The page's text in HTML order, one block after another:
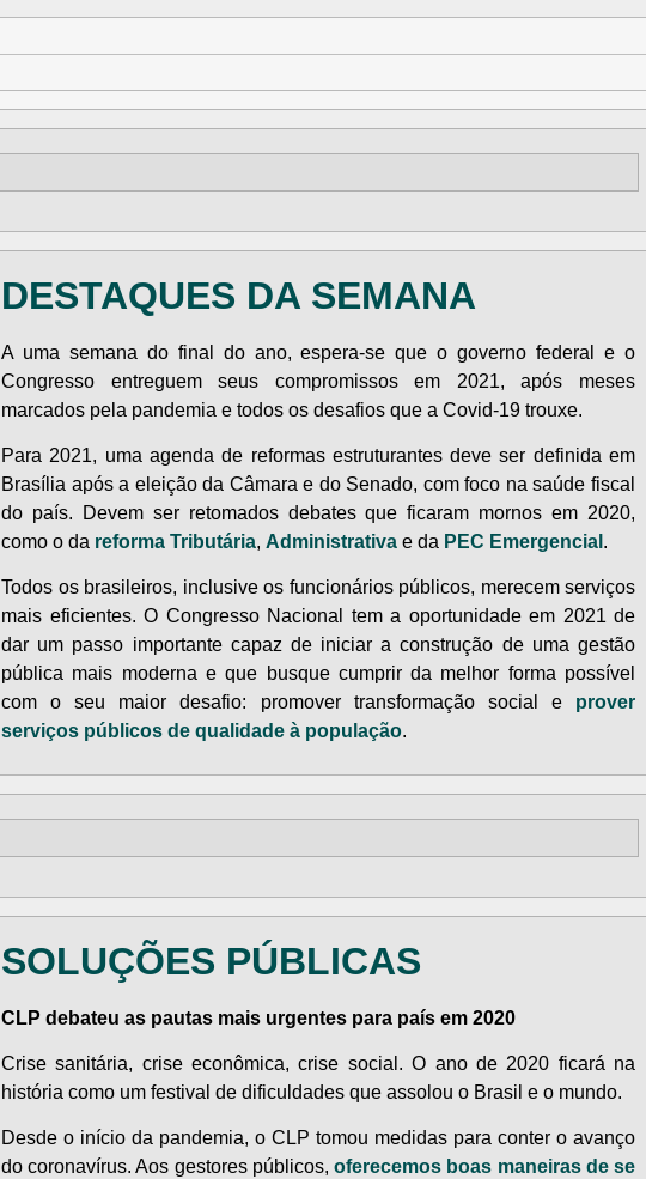
DESTAQUES DA SEMANA
A uma semana do final do ano, espera-se que o governo federal e o
Congresso entreguem seus compromissos em 2021, após meses
marcados pela pandemia e todos os desafios que a Covid-19 trouxe.
Para 2021, uma agenda de reformas estruturantes deve ser definida em
Brasília após a eleição da Câmara e do Senado, com foco na saúde fiscal
do país. Devem ser retomados debates que ficaram mornos em 2020,
como o da reforma Tributária, Administrativa e da PEC Emergencial .
Todos os brasileiros, inclusive os funcionários públicos, merecem serviços
mais eficientes. O Congresso Nacional tem a oportunidade em 2021 de
dar um passo importante capaz de iniciar a construção de uma gestão
pública mais moderna e que busque cumprir da melhor forma possível
com o seu maior desafio: promover transformação social e prover
serviços públicos de qualidade à população.
SOLUÇÕES PÚBLICAS
CLP debateu as pautas mais urgentes para país em 2020
Crise sanitária, crise econômica, crise social. O ano de 2020 ficará na
história como um festival de dificuldades que assolou o Brasil e o mundo.
Desde o início da pandemia, o CLP tomou medidas para conter o avanço
do coronavírus. Aos gestores públicos,oferecemos boas maneiras de se